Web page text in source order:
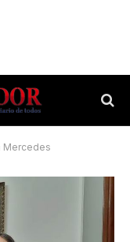
Mercedes